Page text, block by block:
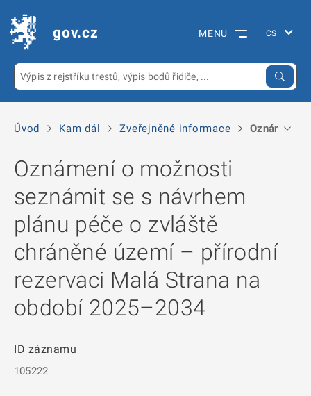
gov.cz MENU
Úvod Kam dál Zveřejněné informace Oznámení
Oznámení o možnosti
seznámit se s návrhem
plánu péče o zvláště
chráněné území – přírodní
rezervaci Malá Strana na
období 2025–2034
ID záznamu
105222